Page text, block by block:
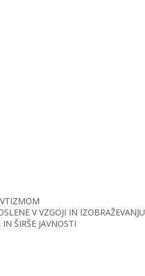
V VZGOJI IN IZOBRAŽEVANJU
ŠIRŠE JAVNOSTI